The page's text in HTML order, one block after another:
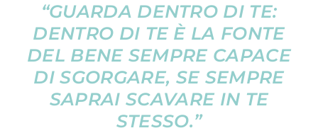
“GUARDA DENTRO DI TE:
DENTRO DI TE È LA FONTE
DEL BENE SEMPRE CAPACE
DI SGORGARE, SE SEMPRE
SAPRAI SCAVARE IN TE
STESSO.”